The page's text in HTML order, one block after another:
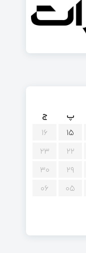
پ
ج
۱۵
۱۶
۲۲
۲۳
۲۹
۳۰
۰۵
۰۶